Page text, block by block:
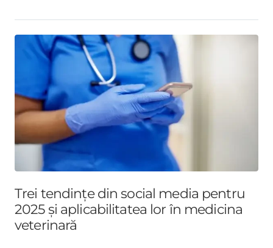
Trei tendințe din social media pentru
2025 și aplicabilitatea lor în medicina
veterinară